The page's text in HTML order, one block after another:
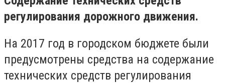
регулирования дорожного движения.
На 2017 год в городском бюджете были
предусмотрены средства на содержание
технических средств регулирования